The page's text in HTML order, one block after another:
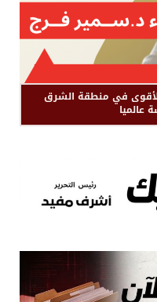
الأقوى في منطقة الشرق
عالميا